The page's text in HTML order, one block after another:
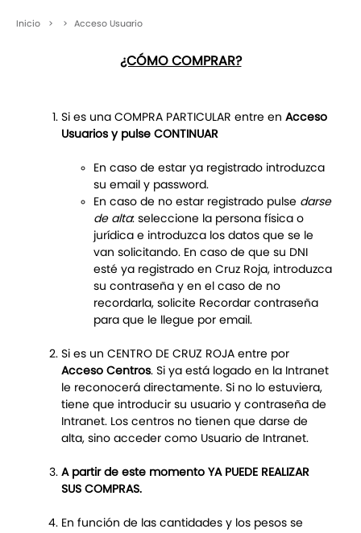
Inicio > > Acceso Usuario
¿CÓMO COMPRAR?
Si es una COMPRA PARTICULAR entre en Acceso
Usuarios y pulse CONTINUAR
En caso de estar ya registrado introduzca
su email y password.
En caso de no estar registrado pulse darse
de alta: seleccione la persona física o
jurídica e introduzca los datos que se le
van solicitando. En caso de que su DNI
esté ya registrado en Cruz Roja, introduzca
su contraseña y en el caso de no
recordarla, solicite Recordar contraseña
para que le llegue por email.
Si es un CENTRO DE CRUZ ROJA entre por
Acceso Centros. Si ya está logado en la Intranet
le reconocerá directamente. Si no lo estuviera,
tiene que introducir su usuario y contraseña de
Intranet. Los centros no tienen que darse de
alta, sino acceder como Usuario de Intranet.
A partir de este momento YA PUEDE REALIZAR
SUS COMPRAS.
En función de las cantidades y los pesos se